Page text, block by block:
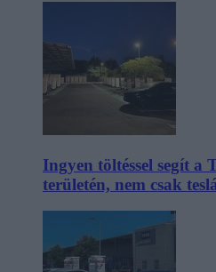
Ingyen töltéssel segít a
területén, nem csak